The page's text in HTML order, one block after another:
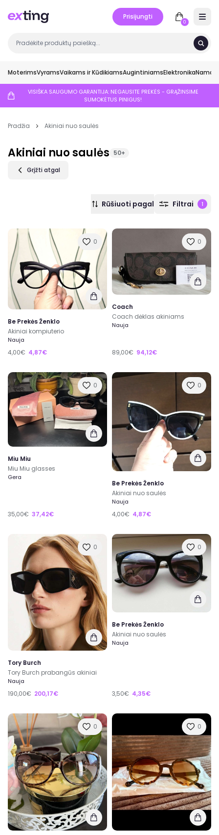
Prisijungti
0
MoterimsVyramsVaikams ir KūdikiamsAugintiniamsElektronikaNamai
VISIŠKA SAUGUMO GARANTIJA: NEGAUSITE PREKĖS - GRĄŽINSIME
SUMOKĖTUS PINIGUS!
Pradžia Akiniai nuo saulės
Akiniai nuo saulės 50+
Grįžti atgal
Rūšiuoti pagal Filtrai 1
0
Be Prekės Ženklo
Akiniai kompiuterio
Nauja
4,00€ 4,87€
0
Coach
Coach dėklas akiniams
Nauja
89,00€ 94,12€
0
Miu Miu
Miu Miu glasses
Gera
35,00€ 37,42€
0
Be Prekės Ženklo
Akiniai nuo saulės
Nauja
4,00€ 4,87€
0
Tory Burch
Tory Burch prabangūs akiniai
Nauja
190,00€ 200,17€
0
Be Prekės Ženklo
Akiniai nuo saulės
Nauja
3,50€ 4,35€
0 0